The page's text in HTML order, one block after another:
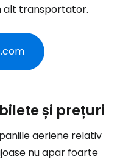
alt transportator.
și prețuri
aeriene relativ
nu apar foarte